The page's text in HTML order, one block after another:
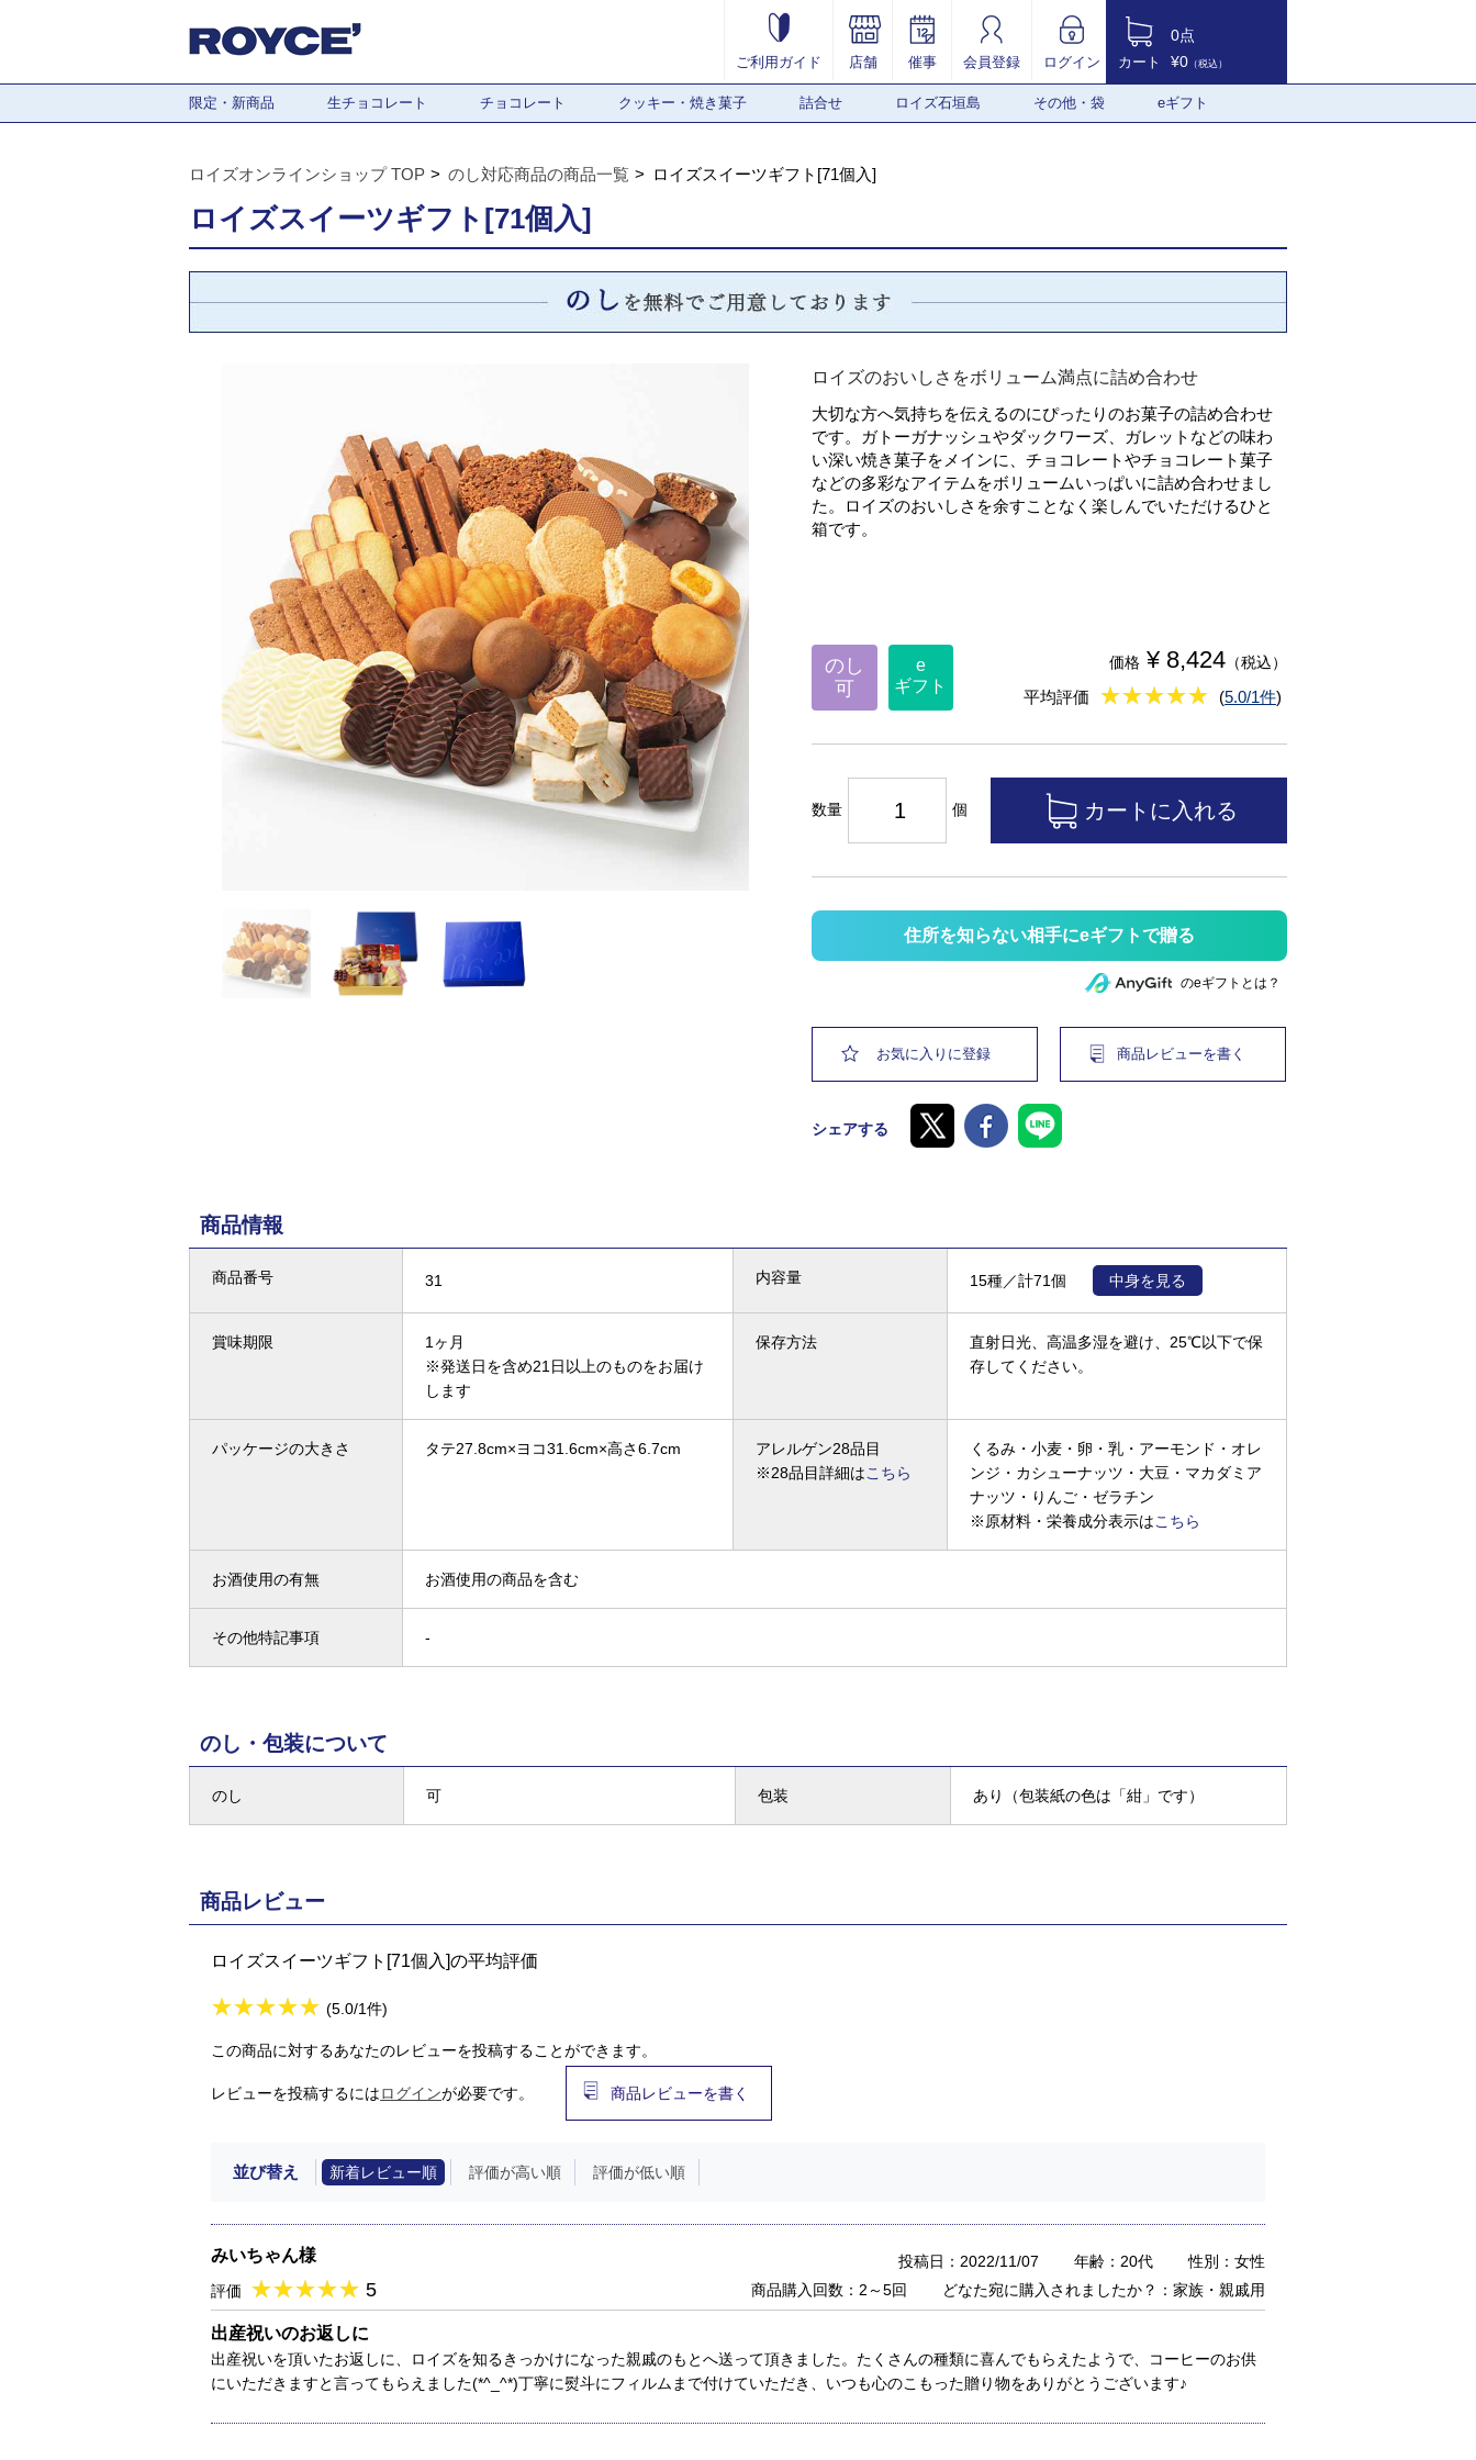
ご利用ガイド 店舗 催事 会員登録 ログイン カート
0点
¥0 （税込）
限定・新商品 生チョコレート チョコレート クッキー・焼き菓子 詰合せ ロイズ石垣島 その他・袋 eギフト
ロイズオンラインショップ TOP のし対応商品の商品一覧 ロイズスイーツギフト[71個入]
ロイズスイーツギフト[71個入]
ロイズのおいしさをボリューム満点に詰め合わせ
大切な方へ気持ちを伝えるのにぴったりのお菓子の詰め合わせ
です。ガトーガナッシュやダックワーズ、ガレットなどの味わ
い深い焼き菓子をメインに、チョコレートやチョコレート菓子
などの多彩なアイテムをボリュームいっぱいに詰め合わせまし
た。ロイズのおいしさを余すことなく楽しんでいただけるひと
箱です。
のし
可
e
ギフト
価格 ¥ 8,424 （税込）
平均評価 ★★★★★
★★★★★ (5.0/1件)
数量 個
住所を知らない相手にeギフトで贈る
のeギフトとは？
お気に入りに登録 商品レビューを書く
シェアする
商品情報
商品番号 31 内容量 15種／計71個 中身を見る
賞味期限
1ヶ月
※発送日を含め21日以上のものをお届け
します
保存方法
直射日光、高温多湿を避け、25℃以下で保
存してください。
パッケージの大きさ タテ27.8cm×ヨコ31.6cm×高さ6.7cm
アレルゲン28品目
※28品目詳細はこちら
くるみ・小麦・卵・乳・アーモンド・オレ
ンジ・カシューナッツ・大豆・マカダミア
ナッツ・りんご・ゼラチン
※原材料・栄養成分表示はこちら
お酒使用の有無 お酒使用の商品を含む
その他特記事項 -
のし・包装について
のし 可 包装 あり（包装紙の色は「紺」です）
商品レビュー
ロイズスイーツギフト[71個入]の平均評価
★★★★★
★★★★★ (5.0/1件)
この商品に対するあなたのレビューを投稿することができます。
レビューを投稿するにはログインが必要です。 商品レビューを書く
並び替え 新着レビュー順 評価が高い順 評価が低い順
みいちゃん様
評価 ★★★★★
★★★★★ 5
投稿日：2022/11/07 年齢：20代
性別：女性
商品購入回数：2～5回
どなた宛に購入されましたか？：家族・親戚用
出産祝いのお返しに
出産祝いを頂いたお返しに、ロイズを知るきっかけになった親戚のもとへ送って頂きました。たくさんの種類に喜んでもらえたようで、コーヒーのお供
にいただきますと言ってもらえました(*^_^*)丁寧に熨斗にフィルムまで付けていただき、いつも心のこもった贈り物をありがとうございます♪